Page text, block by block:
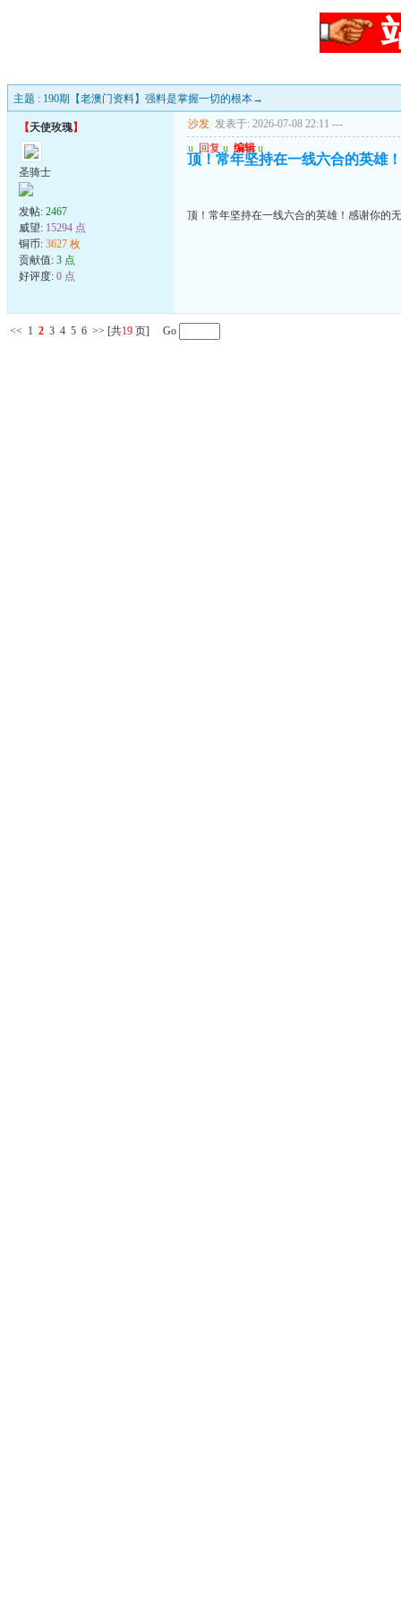
主题 : 190期【老澳门资料】强料是掌握一切的根本→
【天使玫瑰】
圣骑士
发帖: 2467
威望: 15294 点
铜币: 3627 枚
贡献值: 3 点
好评度: 0 点
沙发 发表于: 2026-07-08 22:11 ---
u 回复 u 编辑 u
顶！常年坚持在一线六合的英雄
顶！常年坚持在一线六合的英雄！感谢你的
<< 1 2 3 4 5 6 >> [共19 页] Go